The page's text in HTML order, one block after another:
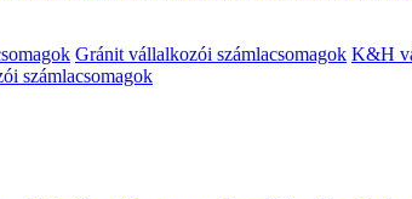
Gránit vállalkozói számlacsomagok K&H
számlacsomagok